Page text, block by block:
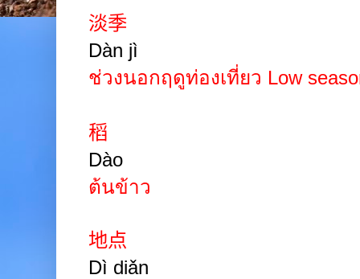
淡季
Dàn jì
ช่วงนอกฤดูท่องเที่ยว Low
稻
Dào
ต้นข้าว
地点
Dì diǎn